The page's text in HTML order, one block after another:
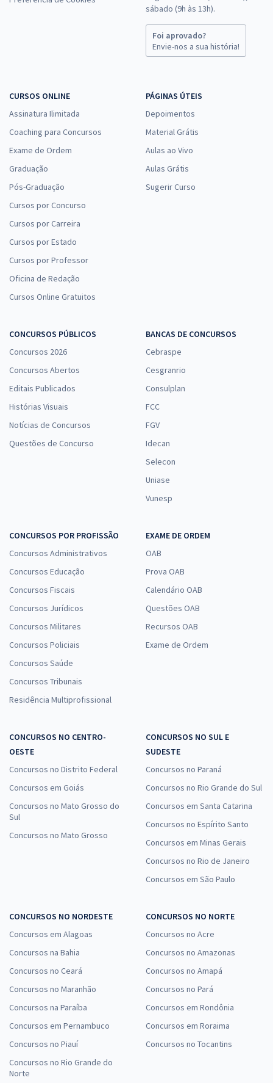
sábado (9h às 13h).
Foi aprovado?
Envie-nos a sua história!
CURSOS ONLINE
Assinatura Ilimitada
Coaching para Concursos
Exame de Ordem
Graduação
Pós-Graduação
Cursos por Concurso
Cursos por Carreira
Cursos por Estado
Cursos por Professor
Oficina de Redação
Cursos Online Gratuitos
PÁGINAS ÚTEIS
Depoimentos
Material Grátis
Aulas ao Vivo
Aulas Grátis
Sugerir Curso
CONCURSOS PÚBLICOS
Concursos 2026
Concursos Abertos
Editais Publicados
Histórias Visuais
Notícias de Concursos
Questões de Concurso
BANCAS DE CONCURSOS
Cebraspe
Cesgranrio
Consulplan
FCC
FGV
Idecan
Selecon
Uniase
Vunesp
CONCURSOS POR PROFISSÃO
Concursos Administrativos
Concursos Educação
Concursos Fiscais
Concursos Jurídicos
Concursos Militares
Concursos Policiais
Concursos Saúde
Concursos Tribunais
Residência Multiprofissional
EXAME DE ORDEM
OAB
Prova OAB
Calendário OAB
Questões OAB
Recursos OAB
Exame de Ordem
CONCURSOS NO CENTRO-
OESTE
Concursos no Distrito Federal
Concursos em Goiás
Concursos no Mato Grosso do
Sul
Concursos no Mato Grosso
CONCURSOS NO SUL E
SUDESTE
Concursos no Paraná
Concursos no Rio Grande do Sul
Concursos em Santa Catarina
Concursos no Espírito Santo
Concursos em Minas Gerais
Concursos no Rio de Janeiro
Concursos em São Paulo
CONCURSOS NO NORDESTE
Concursos em Alagoas
Concursos na Bahia
Concursos no Ceará
Concursos no Maranhão
Concursos na Paraíba
Concursos em Pernambuco
Concursos no Piauí
Concursos no Rio Grande do
Norte
CONCURSOS NO NORTE
Concursos no Acre
Concursos no Amazonas
Concursos no Amapá
Concursos no Pará
Concursos em Rondônia
Concursos em Roraima
Concursos no Tocantins